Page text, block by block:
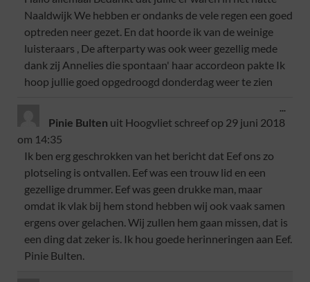
Naaldwijk We hebben er ondanks de vele regen een goed
optreden neer gezet. En dat hoorde ik van de weinige
luisteraars , De afterparty was ook weer gezellig mede
dank zij Annelies die spontaan' haar accordeon pakte Ik
hoop jullie goed opgedroogd donderdag weer te zien
Pinie Bulten uit Hoogvliet schreef op 29 juni 2018
om 14:35
Ik ben erg geschrokken van het bericht dat Eef ons zo
plotseling is ontvallen. Eef was een trouw lid en een
gezellige drummer. Eef was geen drukke man, maar
omdat ik vlak bij hem stond hebben wij ook vaak samen
ergens over gelachen. Wij zullen hem gaan missen, dat is
een ding dat zeker is. Ik hou goede herinneringen aan Eef.
Pinie Bulten.
...